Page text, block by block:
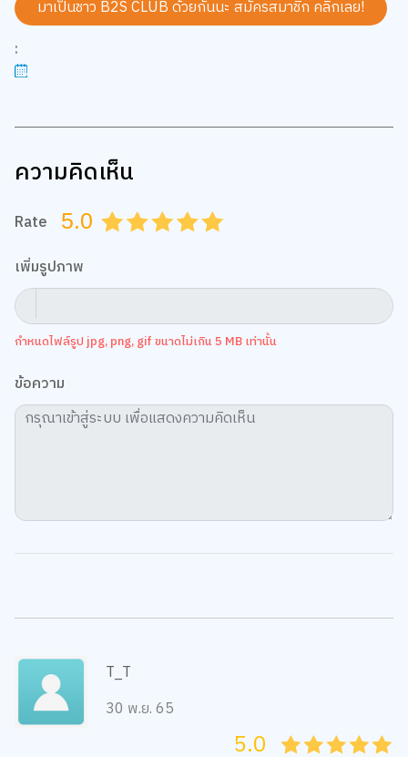
มาเป็นชาว B2S CLUB ด้วยกันนะ สมัครสมาชิก คลิกเลย!
:
ความคิดเห็น
Rate 5.0 4.5
4.0
3.5
3.0
2.5
2.0
1.5
1.0
0.5
เพิ่มรูปภาพ
กำหนดไฟล์รูป jpg, png, gif ขนาดไม่เกิน 5 MB เท่านั้น
ข้อความ
T_T
30 พ.ย. 65
45
4
35
3
25
2
15
1
05
5.0